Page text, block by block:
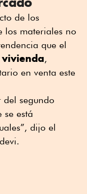
de los
los materiales no
que el
vivienda,
en venta este
del segundo
se está
dijo el